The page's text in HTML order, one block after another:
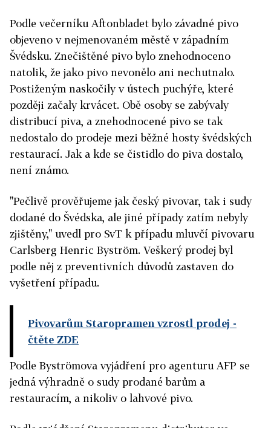
Podle večerníku Aftonbladet bylo závadné pivo
objeveno v nejmenovaném městě v západním
Švédsku. Znečištěné pivo bylo znehodnoceno
natolik, že jako pivo nevonělo ani nechutnalo.
Postiženým naskočily v ústech puchýře, které
později začaly krvácet. Obě osoby se zabývaly
distribucí piva, a znehodnocené pivo se tak
nedostalo do prodeje mezi běžné hosty švédských
restaurací. Jak a kde se čistidlo do piva dostalo,
není známo.
"Pečlivě prověřujeme jak český pivovar, tak i sudy
dodané do Švédska, ale jiné případy zatím nebyly
zjištěny," uvedl pro SvT k případu mluvčí pivovaru
Carlsberg Henric Byström. Veškerý prodej byl
podle něj z preventivních důvodů zastaven do
vyšetření případu.
Pivovarům Staropramen vzrostl prodej -
čtěte ZDE
Podle Byströmova vyjádření pro agenturu AFP se
jedná výhradně o sudy prodané barům a
restauracím, a nikoliv o lahvové pivo.